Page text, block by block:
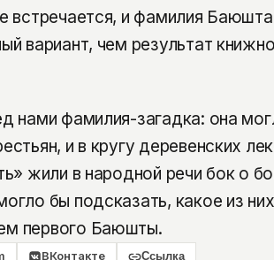
встречается, и фамилия
вариант, чем результат
нами фамилия-загадка: она
и в кругу деревенских
жили в народной речи бок о
бы подсказать, какое из
первого Баюшты.
ВКонтакте Ссылка